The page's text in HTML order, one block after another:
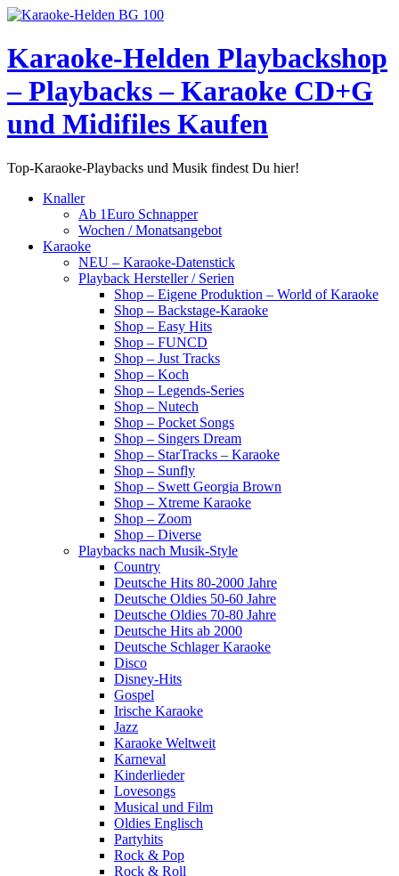
Skip
content
Karaoke-Helden Playbackshop
– Playbacks – Karaoke CD+G
und Midifiles Kaufen
Top-Karaoke-Playbacks und Musik findest Du hier!
Knaller
Ab 1Euro Schnapper
Wochen / Monatsangebot
Karaoke
NEU – Karaoke-Datenstick
Playback Hersteller / Serien
Shop – Eigene Produktion – World of Karaoke
Shop – Backstage-Karaoke
Shop – Easy Hits
Shop – FUNCD
Shop – Just Tracks
Shop – Koch
Shop – Legends-Series
Shop – Nutech
Shop – Pocket Songs
Shop – Singers Dream
Shop – StarTracks – Karaoke
Shop – Sunfly
Shop – Swett Georgia Brown
Shop – Xtreme Karaoke
Shop – Zoom
Shop – Diverse
Playbacks nach Musik-Style
Country
Deutsche Hits 80-2000 Jahre
Deutsche Oldies 50-60 Jahre
Deutsche Oldies 70-80 Jahre
Deutsche Hits ab 2000
Deutsche Schlager Karaoke
Disco
Disney-Hits
Gospel
Irische Karaoke
Jazz
Karaoke Weltweit
Karneval
Kinderlieder
Lovesongs
Musical und Film
Oldies Englisch
Partyhits
Rock & Pop
Rock & Roll